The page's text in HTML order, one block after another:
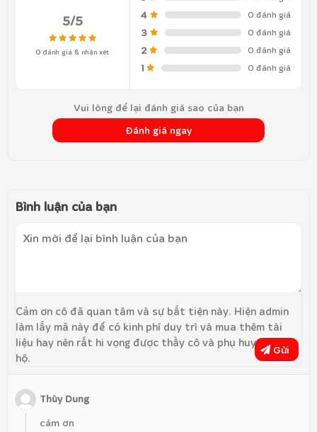
5/5
0 đánh giá & nhận xét
4 0 đánh giá
3 0 đánh giá
2 0 đánh giá
1 0 đánh giá
Vui lòng để lại đánh giá sao của bạn
Đánh giá ngay
Bình luận của bạn
Cảm ơn cô đã quan tâm và sự bất tiện này. Hiện admin
làm lấy mã này để có kinh phí duy trì và mua thêm tài
liệu hay nên rất hi vọng được thầy cô và phụ huynh ủng
hộ.
Gửi
Thùy Dung
cảm ơn